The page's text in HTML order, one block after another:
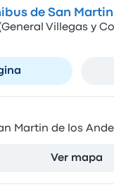
de San
Villegas y
Martin de los
Ver mapa